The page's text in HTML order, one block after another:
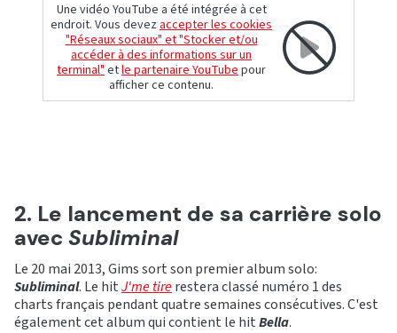
Une vidéo YouTube a été intégrée à cet
endroit. Vous devezaccepter les cookies
"Réseaux sociaux" et "Stocker et/ou
accéder à des informations sur un
terminal"etle partenaire YouTubepour
afficher ce contenu.
2. Le lancement de sa carrière solo
avec Subliminal
Le 20 mai 2013, Gims sort son premier album solo:
Subliminal. Le hitJ'me tirerestera classé numéro 1 des
charts français pendant quatre semaines consécutives. C'est
également cet album qui contient le hitBella.